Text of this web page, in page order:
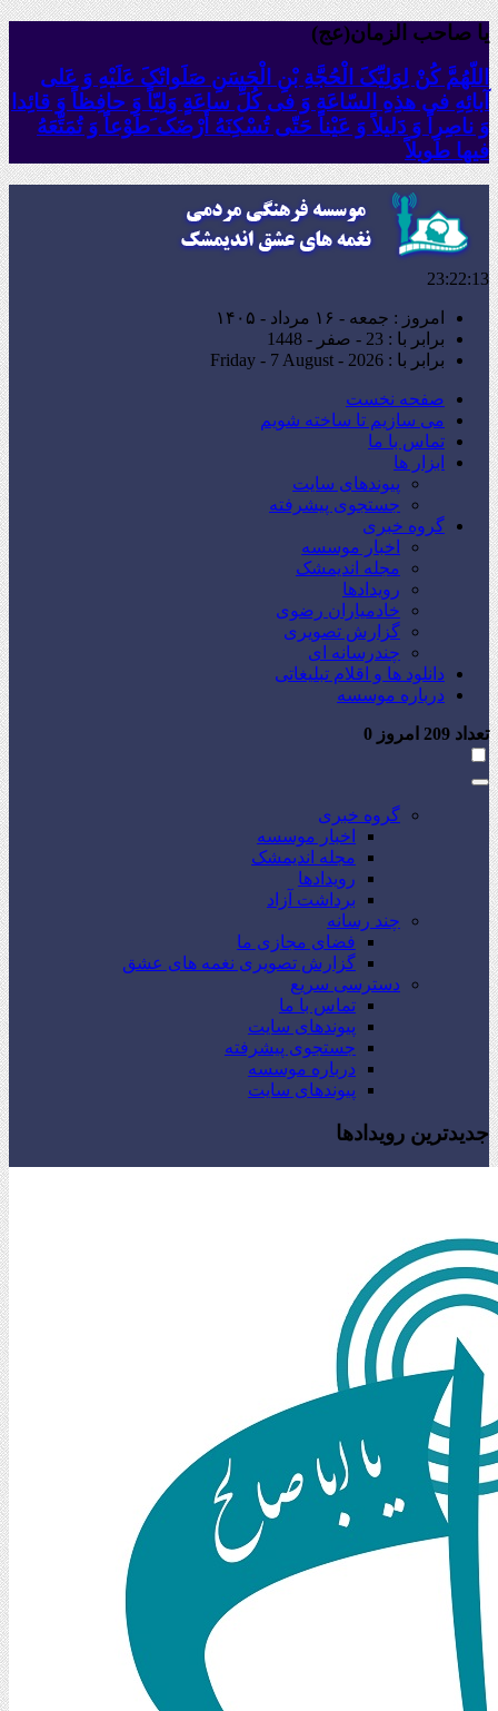
یا صاحب الزمان(عج)
اللّهُمَّ کُنْ لِوَلِیِّکَ الْحُجَّةِ بْنِ الْحَسَنِ صَلَواتُکَ عَلَیْهِ وَ عَلى
آبائِهِ فی هذِهِ السّاعَةِ وَ فی کُلِّ ساعَةٍ وَلِیّاً وَ حافِظاً وَ قائِدا
‏وَ ناصِراً وَ دَلیلاً وَ عَیْناً حَتّى تُسْکِنَهُ أَرْضَک َطَوْعاً وَ تُمَتِّعَهُ
فیها طَویلاً
23:22:14
امروز : جمعه - ۱۶ مرداد - ۱۴۰۵
برابر با : 23 - صفر - 1448
برابر با : Friday - 7 August - 2026
صفحه نخست
می سازیم تا ساخته شویم
تماس با ما
ابزار ها
پیوندهای سایت
جستجوی پیشرفته
گروه خبری
اخبار موسسه
مجله اندیمشک
رویدادها
خادمیاران رضوی
گزارش تصویری
چندرسانه ای
دانلود ها و اقلام تبلیغاتی
درباره موسسه
تعداد امروز 0
گروه خبری
اخبار موسسه
مجله اندیمشک
رویدادها
برداشت آزاد
چند رسانه
فضای مجازی ما
گزارش تصویری نغمه های عشق
دسترسی سریع
تماس با ما
پیوندهای سایت
جستجوی پیشرفته
درباره موسسه
پیوندهای سایت
جدیدترین رویدادها